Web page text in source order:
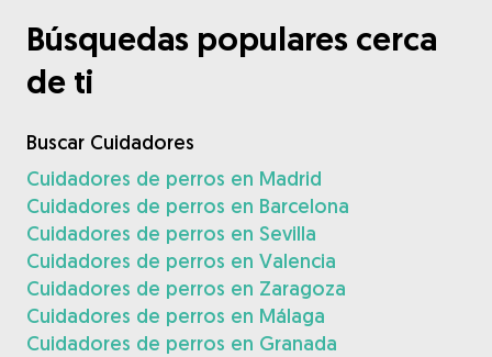
Búsquedas populares cerca
de ti
Buscar Cuidadores
Cuidadores de perros en Madrid
Cuidadores de perros en Barcelona
Cuidadores de perros en Sevilla
Cuidadores de perros en Valencia
Cuidadores de perros en Zaragoza
Cuidadores de perros en Málaga
Cuidadores de perros en Granada